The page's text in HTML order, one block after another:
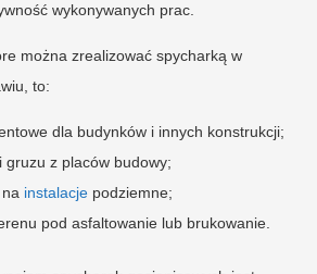
wykonywanych prac.
można zrealizować spycharką w
to:
dla budynków i innych konstrukcji;
gruzu z placów budowy;
instalacje podziemne;
pod asfaltowanie lub brukowanie.